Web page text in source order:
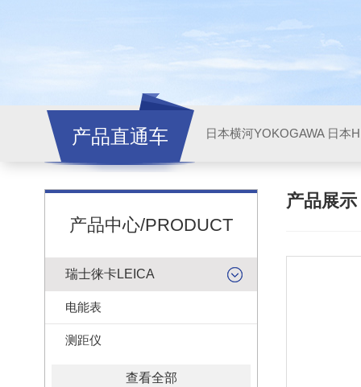
产品直通车 日本横河YOKOGAWA 日本
产品中心/PRODUCT
瑞士徕卡LEICA
电能表
测距仪
查看全部
产品展示